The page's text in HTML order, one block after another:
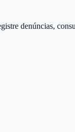
denúncias,